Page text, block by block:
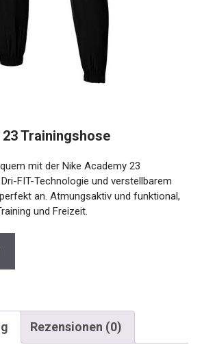
Trainingshose
mit der Nike Academy 23
FIT-Technologie und verstellbarem
an. Atmungsaktiv und
Training und Freizeit.
Rezensionen (0)